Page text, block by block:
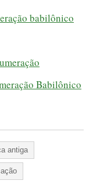
babilônico
Babilônico
antiga